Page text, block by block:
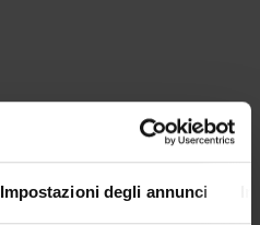
Impostazioni degli annunci